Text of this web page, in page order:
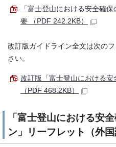
「富士登山における安全確
要 （PDF 242.2KB）
改訂版ガイドライン全文は次の
さい。
改訂版「富士登山における安
（PDF 468.2KB）
「富士登山における安
ン」リーフレット（外